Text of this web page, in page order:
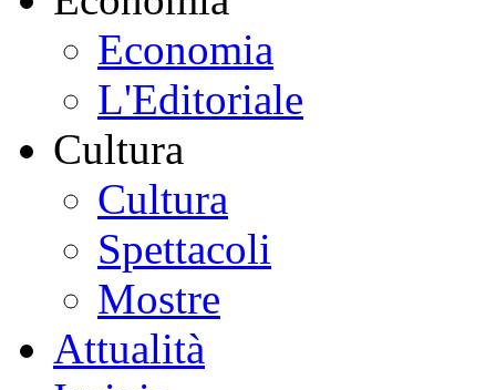
Economia
L'Editoriale
Cultura
Cultura
Spettacoli
Mostre
Attualità